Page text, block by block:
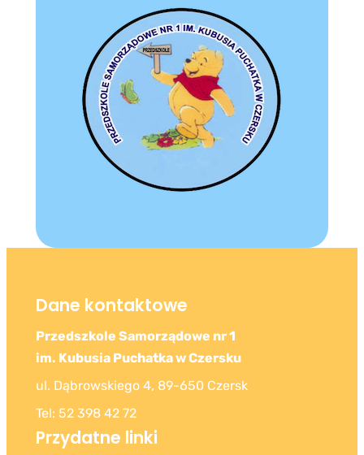
Dane kontaktowe
Przedszkole Samorządowe nr 1
im. Kubusia Puchatka w Czersku
ul. Dąbrowskiego 4, 89-650 Czersk
Tel: 52 398 42 72
Przydatne linki